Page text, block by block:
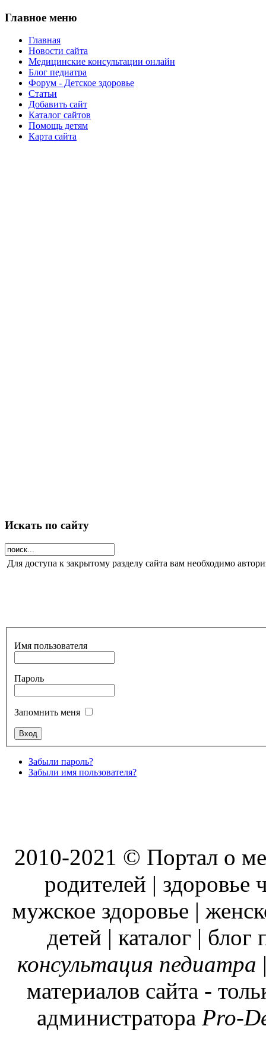
Главное меню
Главная
Новости сайта
Медицинские консультации онлайн
Блог педиатра
Форум - Детское здоровье
Статьи
Добавить сайт
Каталог сайтов
Помощь детям
Карта сайта
Искать по сайту
Для доступа к закрытому разделу сайта вам необходимо
Имя пользователя
Пароль
Запомнить меня
Забыли пароль?
Забыли имя пользователя?
2010-2021 © Портал о
родителей | здоровье
мужское здоровье |
детей | каталог | блог
консультация педиатра
материалов сайта -
администратора Pro-